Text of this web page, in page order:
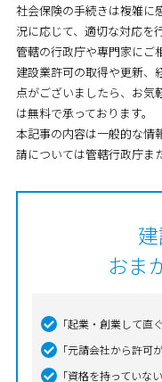
社会保険の手続きは複雑に
況に応じて、適切な対応を
管轄の行政庁や専門家にご
建設業許可の取得や更新、
点がございましたら、お気
は無料で承っております。
本記事の内容は一般的な情
請については管轄行政庁ま
おま
「起業・創業して直
「元請会社から許可
「資格を持っていな